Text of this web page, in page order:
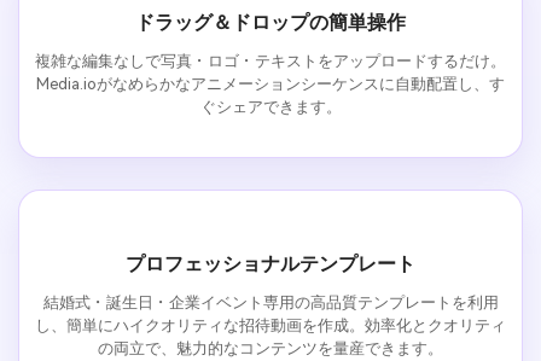
ドラッグ＆ドロップの簡単操作
複雑な編集なしで写真・ロゴ・テキストをアップロードするだけ。
Media.ioがなめらかなアニメーションシーケンスに自動配置し、す
ぐシェアできます。
プロフェッショナルテンプレート
結婚式・誕生日・企業イベント専用の高品質テンプレートを利用
し、簡単にハイクオリティな招待動画を作成。効率化とクオリティ
の両立で、魅力的なコンテンツを量産できます。